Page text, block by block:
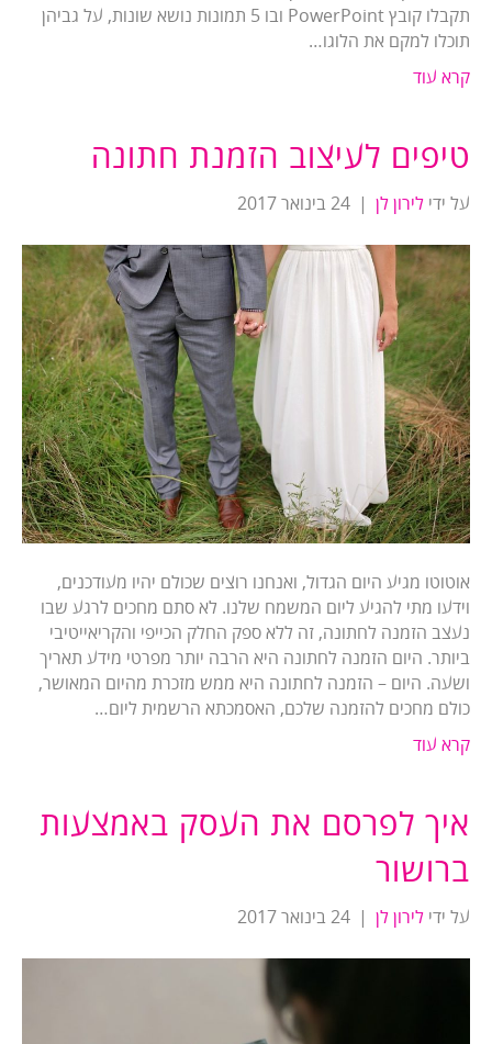
תקבלו קובץ PowerPoint ובו 5 תמונות נושא שונות, על גביהן
תוכלו למקם את הלוגו…
קרא עוד
טיפים לעיצוב הזמנת חתונה
על ידי לירון לן 24 בינואר 2017
אוטוטו מגיע היום הגדול, ואנחנו רוצים שכולם יהיו מעודכנים,
וידעו מתי להגיע ליום המשמח שלנו. לא סתם מחכים לרגע שבו
נעצב הזמנה לחתונה, זה ללא ספק החלק הכייפי והקריאייטיבי
ביותר. היום הזמנה לחתונה היא הרבה יותר מפרטי מידע תאריך
ושעה. היום – הזמנה לחתונה היא ממש מזכרת מהיום המאושר,
כולם מחכים להזמנה שלכם, האסמכתא הרשמית ליום…
קרא עוד
איך לפרסם את העסק באמצעות
ברושור
על ידי לירון לן 24 בינואר 2017